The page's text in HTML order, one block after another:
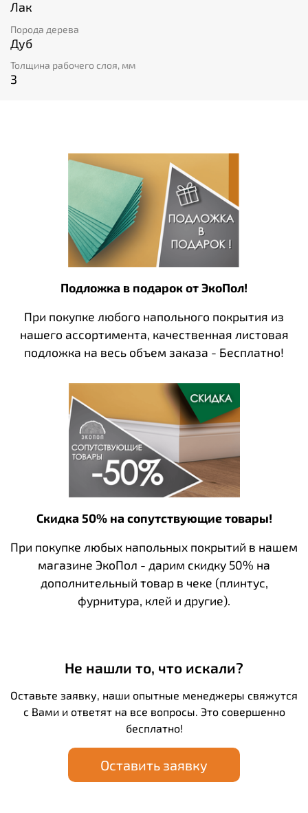
Лак
Порода дерева
Дуб
Толщина рабочего слоя, мм
3
Подложка в подарок от ЭкоПол!
При покупке любого напольного покрытия из
нашего ассортимента, качественная листовая
подложка на весь объем заказа - Бесплатно!
Скидка 50% на сопутствующие товары!
При покупке любых напольных покрытий в нашем
магазине ЭкоПол - дарим скидку 50% на
дополнительный товар в чеке (плинтус,
фурнитура, клей и другие).
Не нашли то, что искали?
Оставьте заявку, наши опытные менеджеры свяжутся
с Вами и ответят на все вопросы. Это совершенно
бесплатно!
Оставить заявку